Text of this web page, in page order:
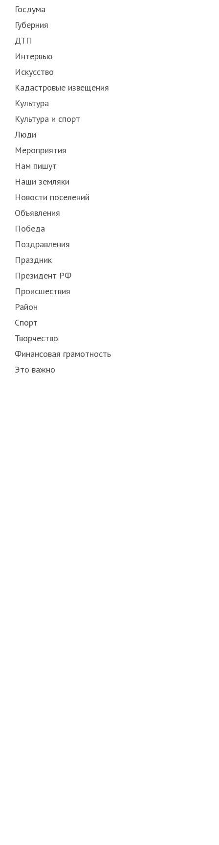
Госдума
Губерния
ДТП
Интервью
Искусство
Кадастровые извещения
Культура
Культура и спорт
Люди
Мероприятия
Нам пишут
Наши земляки
Новости поселений
Объявления
Победа
Поздравления
Праздник
Президент РФ
Происшествия
Район
Спорт
Творчество
Финансовая грамотность
Это важно